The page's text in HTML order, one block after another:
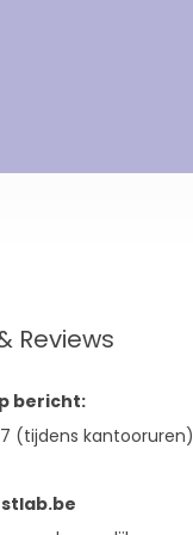
Reviews
bericht:
(tijdens kantooruren)